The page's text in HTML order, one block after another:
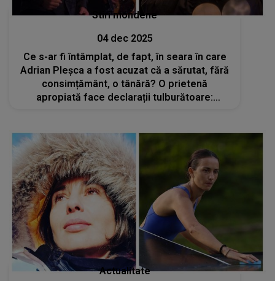
Stiri mondene
04 dec 2025
Ce s-ar fi întâmplat, de fapt, în seara în care
Adrian Pleșca a fost acuzat că a sărutat, fără
consimțământ, o tânără? O prietenă
apropiată face declarații tulburătoare:
Actualitate